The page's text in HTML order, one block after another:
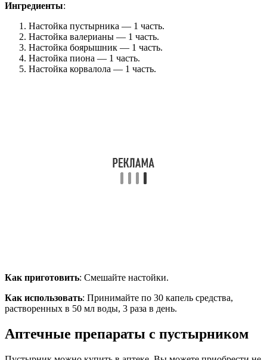
Ингредиенты:
Настойка пустырника — 1 часть.
Настойка валерианы — 1 часть.
Настойка боярышник — 1 часть.
Настойка пиона — 1 часть.
Настойка корвалола — 1 часть.
Как приготовить: Смешайте настойки.
Как использовать: Принимайте по 30 капель средства,
растворенных в 50 мл воды, 3 раза в день.
Аптечные препараты с пустырником